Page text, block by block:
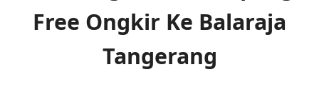
Free Ongkir Ke Balaraja
Tangerang